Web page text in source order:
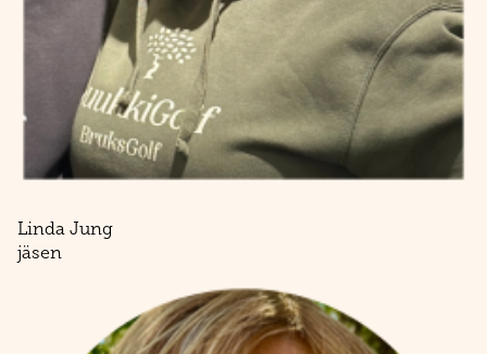
Linda Jung
​​​​​​​jäsen